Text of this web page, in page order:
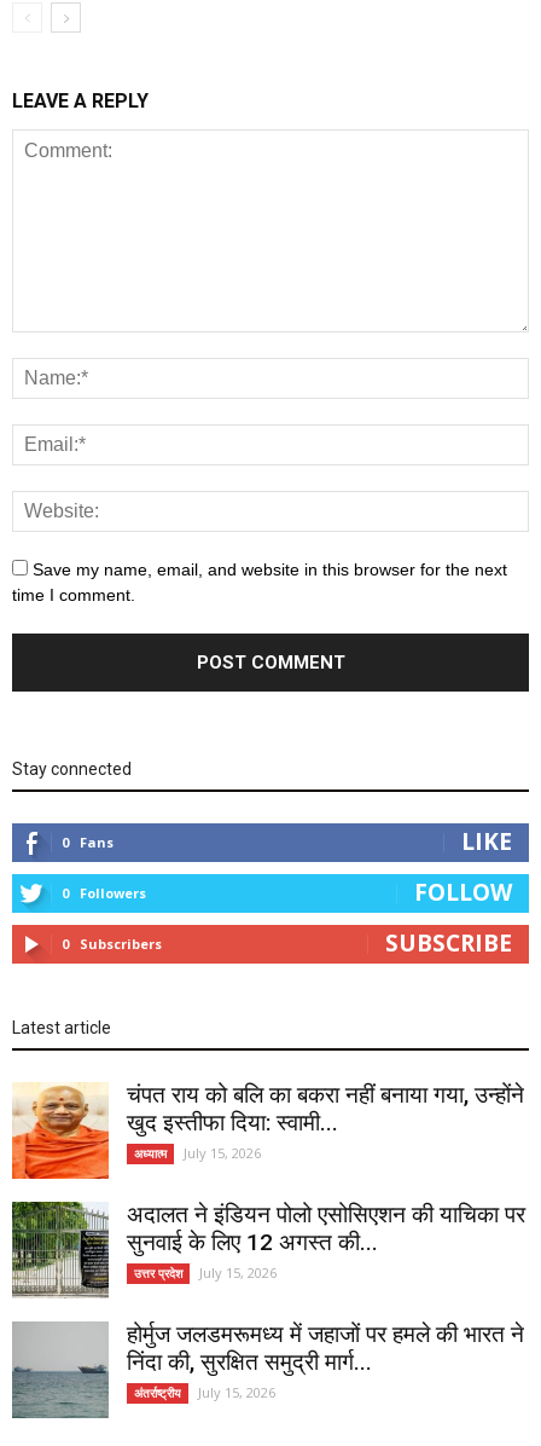
LEAVE A REPLY
Save my name, email, and website in this browser for the next
time I comment.
Stay connected
0 Fans LIKE
0 Followers FOLLOW
0 Subscribers SUBSCRIBE
Latest article
चंपत राय को बलि का बकरा नहीं बनाया गया, उन्होंने
खुद इस्तीफा दिया: स्वामी...
अध्यात्म July 15, 2026
अदालत ने इंडियन पोलो एसोसिएशन की याचिका पर
सुनवाई के लिए 12 अगस्त की...
उत्तर प्रदेश July 15, 2026
होर्मुज जलडमरूमध्य में जहाजों पर हमले की भारत ने
निंदा की, सुरक्षित समुद्री मार्ग...
अंतर्राष्ट्रीय July 15, 2026